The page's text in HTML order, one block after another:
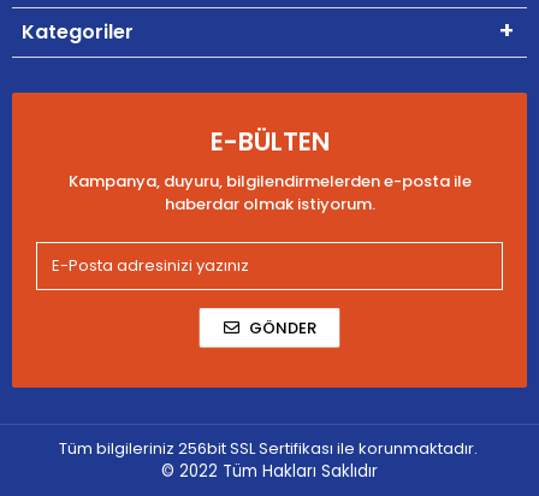
Kategoriler
E-BÜLTEN
Kampanya, duyuru, bilgilendirmelerden e-posta ile
haberdar olmak istiyorum.
GÖNDER
Tüm bilgileriniz 256bit SSL Sertifikası ile korunmaktadır.
© 2022 Tüm Hakları Saklıdır